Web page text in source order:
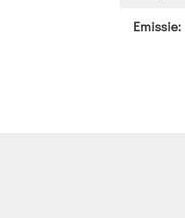
Emissie: